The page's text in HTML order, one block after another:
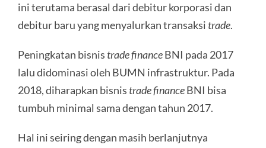
ini terutama berasal dari debitur korporasi dan
debitur baru yang menyalurkan transaksi trade.
Peningkatan bisnis trade financeBNI pada 2017
lalu didominasi oleh BUMN infrastruktur. Pada
2018, diharapkan bisnis trade financeBNI bisa
tumbuh minimal sama dengan tahun 2017.
Hal ini seiring dengan masih berlanjutnya